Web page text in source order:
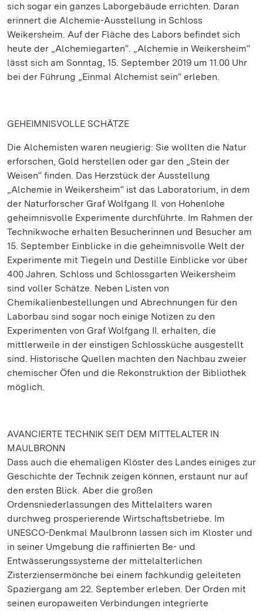
sich sogar ein ganzes Laborgebäude errichten. Daran
erinnert die Alchemie-Ausstellung in Schloss
Weikersheim. Auf der Fläche des Labors befindet sich
heute der „Alchemiegarten“. „Alchemie in Weikersheim“
lässt sich am Sonntag, 15. September 2019 um 11.00 Uhr
bei der Führung „Einmal Alchemist sein“ erleben.
GEHEIMNISVOLLE SCHÄTZE
Die Alchemisten waren neugierig: Sie wollten die Natur
erforschen, Gold herstellen oder gar den „Stein der
Weisen“ finden. Das Herzstück der Ausstellung
„Alchemie in Weikersheim“ ist das Laboratorium, in dem
der Naturforscher Graf Wolfgang II. von Hohenlohe
geheimnisvolle Experimente durchführte. Im Rahmen der
Technikwoche erhalten Besucherinnen und Besucher am
15. September Einblicke in die geheimnisvolle Welt der
Experimente mit Tiegeln und Destille Einblicke vor über
400 Jahren. Schloss und Schlossgarten Weikersheim
sind voller Schätze. Neben Listen von
Chemikalienbestellungen und Abrechnungen für den
Laborbau sind sogar noch einige Notizen zu den
Experimenten von Graf Wolfgang II. erhalten, die
mittlerweile in der einstigen Schlossküche ausgestellt
sind. Historische Quellen machten den Nachbau zweier
chemischer Öfen und die Rekonstruktion der Bibliothek
möglich.
AVANCIERTE TECHNIK SEIT DEM MITTELALTER IN
MAULBRONN
Dass auch die ehemaligen Klöster des Landes einiges zur
Geschichte der Technik zeigen können, erstaunt nur auf
den ersten Blick. Aber die großen
Ordensniederlassungen des Mittelalters waren
durchweg prosperierende Wirtschaftsbetriebe. Im
UNESCO-Denkmal Maulbronn lassen sich im Kloster und
in seiner Umgebung die raffinierten Be- und
Entwässerungssysteme der mittelalterlichen
Zisterziensermönche bei einem fachkundig geleiteten
Spaziergang am 22. September erleben. Der Orden mit
seinen europaweiten Verbindungen integrierte